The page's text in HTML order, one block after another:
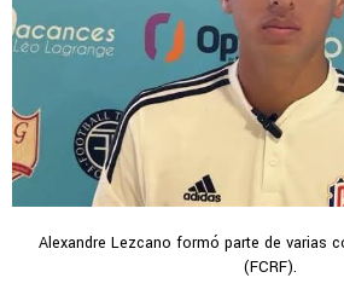
Alexandre Lezcano formó parte de varias
(FCRF).